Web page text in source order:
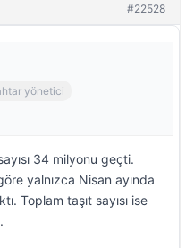
#22528
yönetici
34 milyonu geçti.
yalnızca Nisan ayında
Toplam taşıt sayısı ise